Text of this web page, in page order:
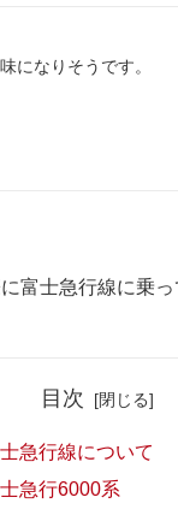
になりそうです。
富士急行線に乗
目次
急行線について
急行6000系